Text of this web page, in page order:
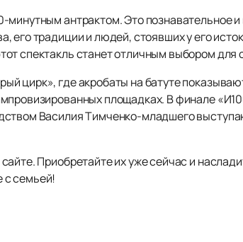
минутным антрактом. Это познавательное
его традиции и людей, стоявших у его
спектакль станет отличным выбором
цирк», где акробаты на батуте
площадках. В финале
Василия Тимченко-младшего
Приобретайте их уже сейчас и
с семьей!